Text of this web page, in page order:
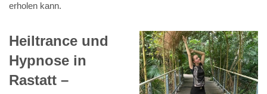
erholen kann.
Heiltrance und
Hypnose in
Rastatt –